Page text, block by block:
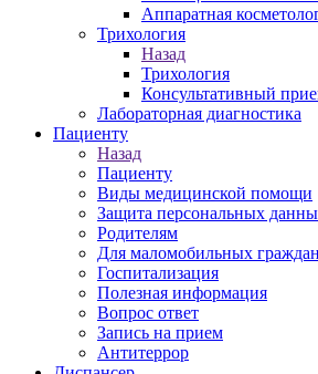
Аппаратная
Трихология
Назад
Трихология
Консультативный
Лабораторная диагностика
Пациенту
Назад
Пациенту
Виды медицинской помощи
Защита персональных
Родителям
Для маломобильных граждан
Госпитализация
Полезная информация
Вопрос ответ
Запись на прием
Антитеррор